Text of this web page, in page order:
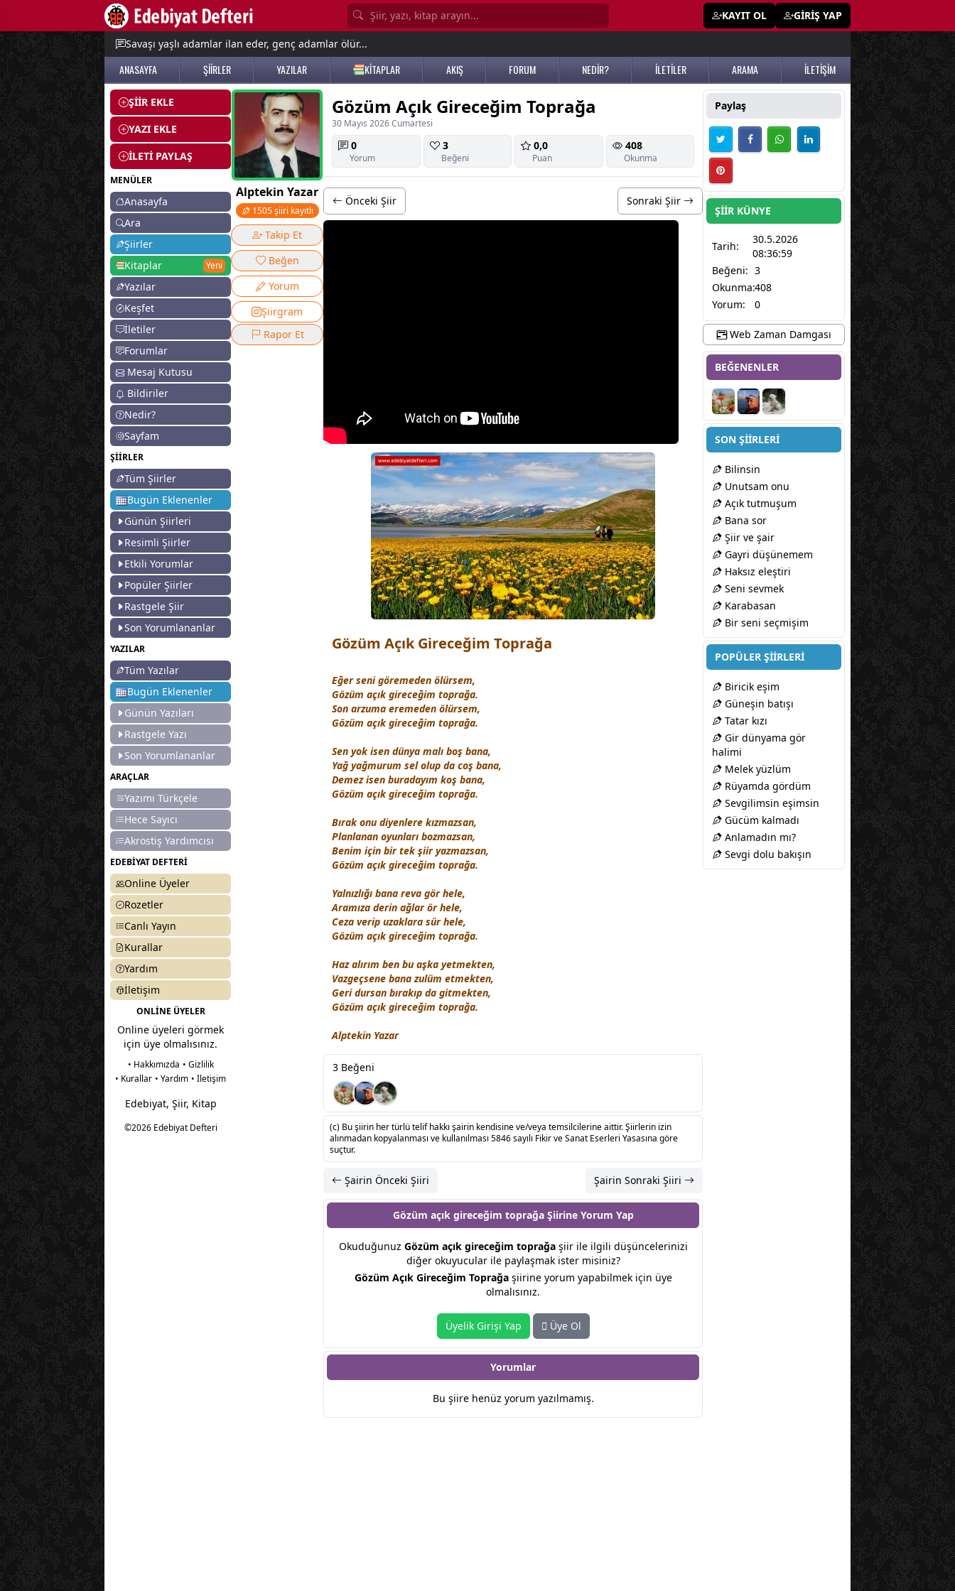
KAYIT OL GİRİŞ YAP
Savaşı yaşlı adamlar ilan eder, genç adamlar ölür...
ANASAYFA ŞİİRLER YAZILAR KİTAPLAR AKIŞ FORUM NEDİR? İLETİLER ARAMA İLETİŞİM
ŞİİR EKLE
YAZI EKLE
İLETİ PAYLAŞ
MENÜLER
Anasayfa
Ara
Şiirler
Kitaplar
Yeni
Yazılar
Keşfet
İletiler
Forumlar
Mesaj Kutusu
Bildiriler
Nedir?
Sayfam
ŞİİRLER
Tüm Şiirler
Bugün Eklenenler
Günün Şiirleri
Resimli Şiirler
Etkili Yorumlar
Popüler Şiirler
Rastgele Şiir
Son Yorumlananlar
YAZILAR
Tüm Yazılar
Bugün Eklenenler
Günün Yazıları
Rastgele Yazı
Son Yorumlananlar
ARAÇLAR
Yazımı Türkçele
Hece Sayıcı
Akrostiş Yardımcısı
EDEBİYAT DEFTERİ
Online Üyeler
Rozetler
Canlı Yayın
Kurallar
Yardım
İletişim
ONLİNE ÜYELER
Online üyeleri görmek
için üye olmalısınız.
• Hakkımızda • Gizlilik
• Kurallar • Yardım • İletişim
Edebiyat, Şiir, Kitap
©2026 Edebiyat Defteri
Alptekin Yazar
1505 şiiri kayıtlı
Takip Et
Beğen
Yorum
Şiirgram
Rapor Et
Gözüm Açık Gireceğim Toprağa
30 Mayıs 2026 Cumartesi
0
Yorum
3
Beğeni
0,0
Puan
408
Okunma
Önceki Şiir Sonraki Şiir
Gözüm Açık Gireceğim Toprağa
Eğer seni göremeden ölürsem,
Gözüm açık gireceğim toprağa.
Son arzuma eremeden ölürsem,
Gözüm açık gireceğim toprağa.
Sen yok isen dünya malı boş bana,
Yağ yağmurum sel olup da coş bana,
Demez isen buradayım koş bana,
Gözüm açık gireceğim toprağa.
Bırak onu diyenlere kızmazsan,
Planlanan oyunları bozmazsan,
Benim için bir tek şiir yazmazsan,
Gözüm açık gireceğim toprağa.
Yalnızlığı bana reva gör hele,
Aramıza derin ağlar ör hele,
Ceza verip uzaklara sür hele,
Gözüm açık gireceğim toprağa.
Haz alırım ben buaşka yetmekten,
Vazgeçsene bana zulüm etmekten,
Geri dursan bırakıp da gitmekten,
Gözüm açık gireceğim toprağa.
Alptekin Yazar
3 Beğeni
(c) Bu şiirin her türlü telif hakkı şairin kendisine ve/veya temsilcilerine aittir. Şiirlerin izin
alınmadan kopyalanması ve kullanılması 5846 sayılı Fikir ve Sanat Eserleri Yasasına göre
suçtur.
Şairin Önceki Şiiri Şairin Sonraki Şiiri
Gözüm açık gireceğim toprağa Şiirine Yorum Yap
Okuduğunuz Gözüm açık gireceğim toprağaşiir ile ilgili düşüncelerinizi
diğer okuyucular ile paylaşmak ister misiniz?
Gözüm Açık Gireceğim Toprağaşiirine yorum yapabilmek için üye
olmalısınız.
Üyelik Girişi Yap Üye Ol
Yorumlar
Bu şiire henüz yorum yazılmamış.
Paylaş
ŞİİR KÜNYE
Tarih:
30.5.2026
08:36:59
Beğeni: 3
Okunma:408
Yorum:
0
Web Zaman Damgası
BEĞENENLER
SON ŞİİRLERİ
Bilinsin
Unutsam onu
Açık tutmuşum
Bana sor
Şiir ve şair
Gayri düşünemem
Haksız eleştiri
Seni sevmek
Karabasan
Bir seni seçmişim
POPÜLER ŞİİRLERİ
Biricik eşim
Güneşin batışı
Tatar kızı
Gir dünyama gör
halimi
Melek yüzlüm
Rüyamda gördüm
Sevgilimsin eşimsin
Gücüm kalmadı
Anlamadın mı?
Sevgi dolu bakışın
menu